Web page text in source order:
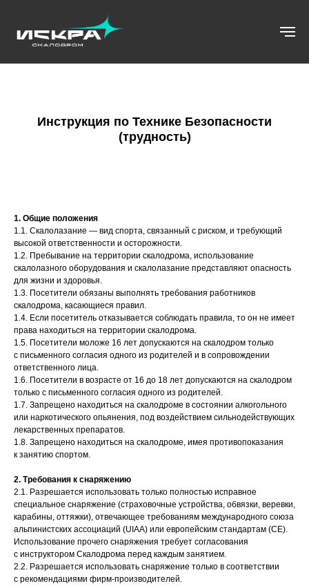
Инструкция по Технике Безопасности
(трудность)
1. Общие положения
1.1. Скалолазание — вид спорта, связанный с риском, и требующий
высокой ответственности и осторожности.
1.2. Пребывание на территории скалодрома, использование
скалолазного оборудования и скалолазание представляют опасность
для жизни и здоровья.
1.3. Посетители обязаны выполнять требования работников
скалодрома, касающиеся правил.
1.4. Если посетитель отказывается соблюдать правила, то он не имеет
права находиться на территории скалодрома.
1.5. Посетители моложе 16 лет допускаются на скалодром только
с письменного согласия одного из родителей и в сопровождении
ответственного лица.
1.6. Посетители в возрасте от 16 до 18 лет допускаются на скалодром
только с письменного согласия одного из родителей.
1.7. Запрещено находиться на скалодроме в состоянии алкогольного
или наркотического опьянения, под воздействием сильнодействующих
лекарственных препаратов.
1.8. Запрещено находиться на скалодроме, имея противопоказания
к занятию спортом.
2. Требования к снаряжению
2.1. Разрешается использовать только полностью исправное
специальное снаряжение (страховочные устройства, обвязки, веревки,
карабины, оттяжки), отвечающее требованиям международного союза
альпинистских ассоциаций (UIAA) или европейским стандартам (CE).
Использование прочего снаряжения требует согласования
с инструктором Скалодрома перед каждым занятием.
2.2. Разрешается использовать снаряжение только в соответствии
с рекомендациями фирм-производителей.